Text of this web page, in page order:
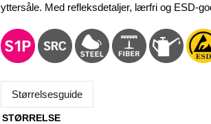
yttersåle. Med refleksdetaljer, lærfri og ESD-
Størrelsesguide
STØRRELSE